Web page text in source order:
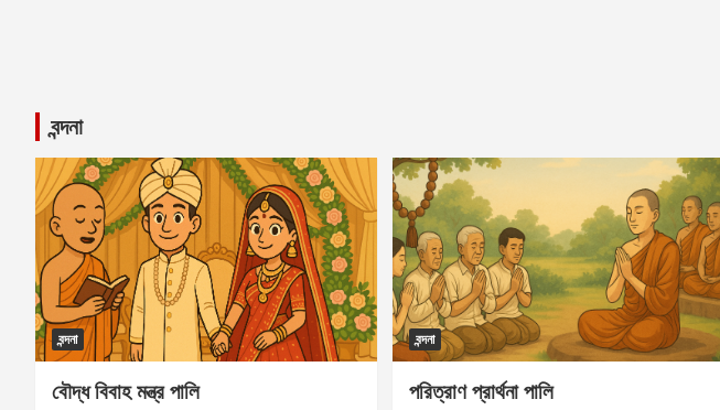
বন্দনা
বন্দনা
বৌদ্ধ বিবাহ মন্ত্র পালি
বন্দনা
পরিত্রাণ প্রার্থনা পালি